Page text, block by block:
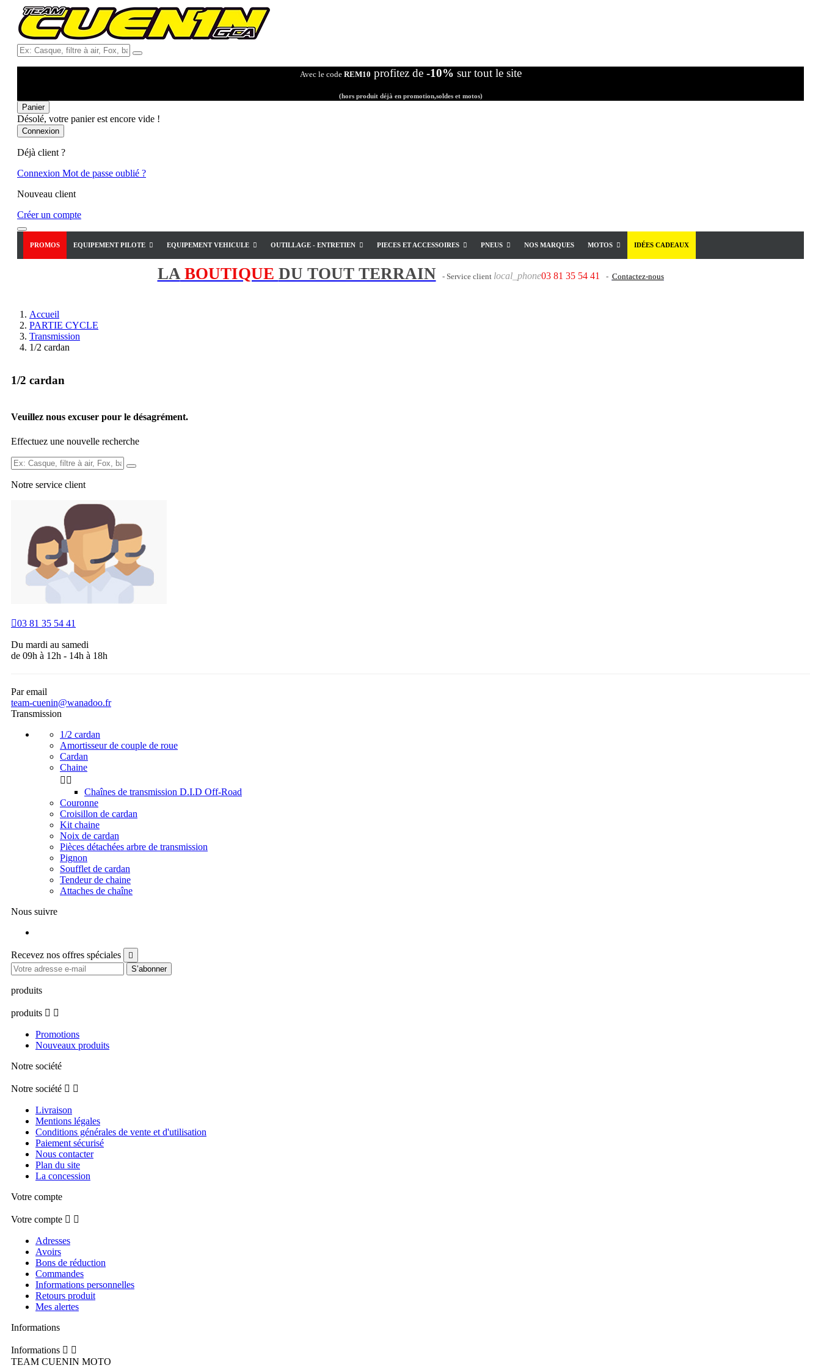
Ex:
Casque,
Fox,
...
Avec le code REM10 profitez de -10% sur tout le site
(hors produit déjà en promotion,soldes et motos)
Panier
Désolé, votre panier est encore vide !
Connexion
Déjà client ?
Connexion Mot de passe oublié ?
Nouveau client
Créer un compte
PROMOS EQUIPEMENT PILOTE EQUIPEMENT VEHICULE OUTILLAGE - ENTRETIEN PIECES ET ACCESSOIRES PNEUS NOS MARQUES MOTOS IDÉES CADEAUX
LABOUTIQUE DU TOUT TERRAIN - Service client local_phone03 81 35 54 41 - Contactez-nous
Accueil
PARTIE CYCLE
Transmission
1/2 cardan
1/2 cardan
Veuillez nous excuser pour le désagrément.
Effectuez une nouvelle recherche
Ex:
batterie
Notre service client
03 81 35 54 41
Du mardi au samedi
de 09h à 12h - 14h à 18h
Par email
team-cuenin@wanadoo.fr
Transmission
1/2 cardan
Amortisseur de couple de roue
Cardan
Chaine
 
Chaînes de transmission D.I.D Off-Road
Couronne
Croisillon de cardan
Kit chaine
Noix de cardan
Pièces détachées arbre de transmission
Pignon
Soufflet de cardan
Tendeur de chaine
Attaches de chaîne
Nous suivre
Recevez nos offres spéciales 
produits
produits  
Promotions
Nouveaux produits
Notre société
Notre société  
Livraison
Mentions légales
Conditions générales de vente et d'utilisation
Paiement sécurisé
Nous contacter
Plan du site
La concession
Votre compte
Votre compte  
Adresses
Avoirs
Bons de réduction
Commandes
Informations personnelles
Retours produit
Mes alertes
Informations
Informations  
TEAM CUENIN MOTO